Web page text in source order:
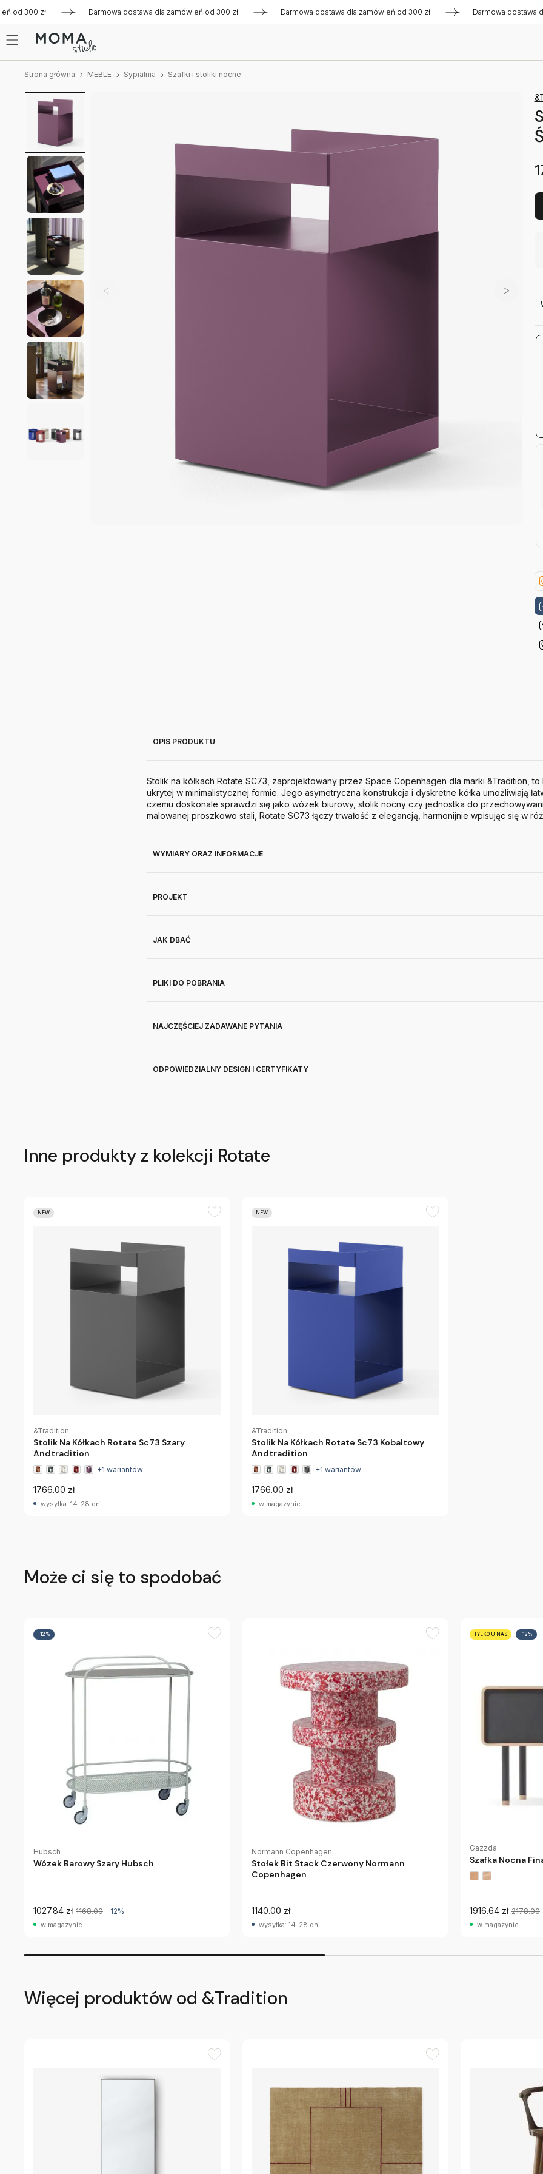
300 zł Darmowa dostawa dla zamówień od 300 zł Darmowa dostawa dla zamówień od 300 zł Darmowa dostawa dla
Strona główna MEBLE Sypialnia Szafki i stoliki nocne
OPIS PRODUKTU
Stolik na kółkach Rotate SC73, zaprojektowany przez Space Copenhagen dla marki &Tradition,
ukrytej w minimalistycznej formie. Jego asymetryczna konstrukcja i dyskretne kółka umożliwiają
czemu doskonale sprawdzi się jako wózek biurowy, stolik nocny czy jednostka do
malowanej proszkowo stali, Rotate SC73 łączy trwałość z elegancją, harmonijnie wpisując się w
WYMIARY ORAZ INFORMACJE
PROJEKT
JAK DBAĆ
PLIKI DO POBRANIA
NAJCZĘŚCIEJ ZADAWANE PYTANIA
ODPOWIEDZIALNY DESIGN I CERTYFIKATY
Inne produkty z kolekcji Rotate
NEW
&Tradition
Stolik Na Kółkach Rotate Sc73 Szary
Andtradition
+1 wariantów
1766.00 zł
wysyłka: 14-28 dni
NEW
&Tradition
Stolik Na Kółkach Rotate Sc73 Kobaltowy
Andtradition
+1 wariantów
1766.00 zł
w magazynie
Może ci się to spodobać
-12%
Hubsch
Wózek Barowy Szary Hubsch
1027.84 zł 1168.00 -12%
w magazynie
Normann Copenhagen
Stołek Bit Stack Czerwony Normann
Copenhagen
1140.00 zł
wysyłka: 14-28 dni
TYLKO U NAS -12%
Gazzda
Szafka Nocna
1916.64 zł 2178.00
w magazynie
Więcej produktów od &Tradition